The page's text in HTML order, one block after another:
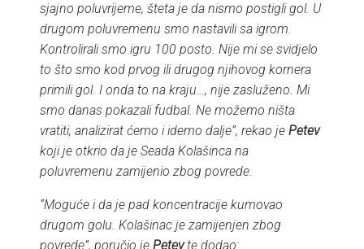
sjajno poluvrijeme, šteta je da nismo postigli gol. U
drugom poluvremenu smo nastavili sa igrom.
Kontrolirali smo igru 100 posto. Nije mi se svidjelo
to što smo kod prvog ili drugog njihovog kornera
primili gol. I onda to na kraju…, nije zasluženo. Mi
smo danas pokazali fudbal. Ne možemo ništa
vratiti, analizirat ćemo i idemo dalje”, rekao jePetev
koji je otkrio da je Seada Kolašinca na
poluvremenu zamijenio zbog povrede.
“Moguće i da je pad koncentracije kumovao
drugom golu. Kolašinac je zamijenjen zbog
povrede”, poručio jePetevte dodao: